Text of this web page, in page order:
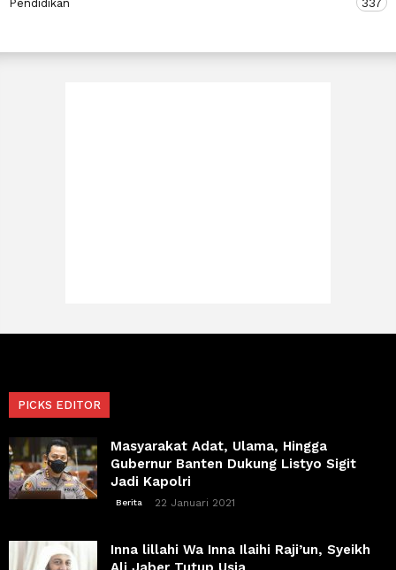
Pendidikan 337
PICKS EDITOR
Masyarakat Adat, Ulama, Hingga
Gubernur Banten Dukung Listyo Sigit
Jadi Kapolri
Berita 22 Januari 2021
Inna lillahi Wa Inna Ilaihi Raji’un, Syeikh